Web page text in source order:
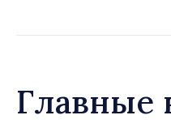
Главные